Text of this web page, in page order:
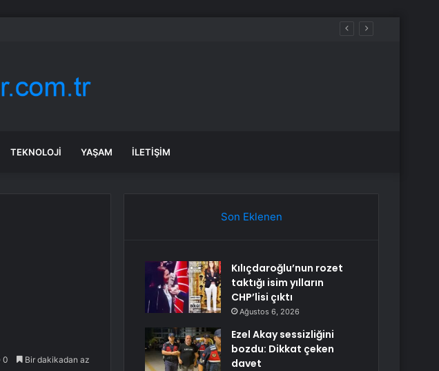
TEKNOLOJI YAŞAM İLETIŞIM
0 Bir dakikadan az
Son Eklenen
Kılıçdaroğlu’nun rozet
taktığı isim yılların
CHP’lisi çıktı
Ağustos 6, 2026
Ezel Akay sessizliğini
bozdu: Dikkat çeken
davet